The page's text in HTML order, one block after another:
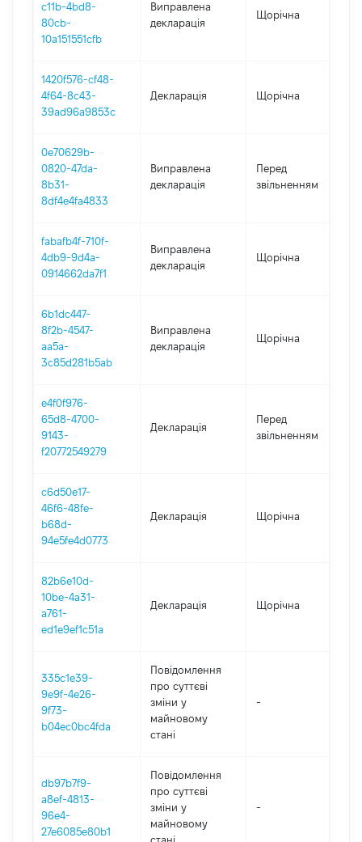
c11b-4bd8-
80cb-
10a151551cfb
Виправлена
декларація
Щорічна
1420f576-cf48-
4f64-8c43-
39ad96a9853c
Декларація Щорічна
0e70629b-
0820-47da-
8b31-
8df4e4fa4833
Виправлена
декларація
Перед
звільненням
fabafb4f-710f-
4db9-9d4a-
0914662da7f1
Виправлена
декларація
Щорічна
6b1dc447-
8f2b-4547-
aa5a-
3c85d281b5ab
Виправлена
декларація
Щорічна
e4f0f976-
65d8-4700-
9143-
f20772549279
Декларація
Перед
звільненням
c6d50e17-
46f6-48fe-
b68d-
94e5fe4d0773
Декларація Щорічна
82b6e10d-
10be-4a31-
a761-
ed1e9ef1c51a
Декларація Щорічна
335c1e39-
9e9f-4e26-
9f73-
b04ec0bc4fda
Повідомлення
про суттєві
зміни y
майновому
стані
-
db97b7f9-
a8ef-4813-
96e4-
27e6085e80b1
Повідомлення
про суттєві
зміни y
майновому
стані
-